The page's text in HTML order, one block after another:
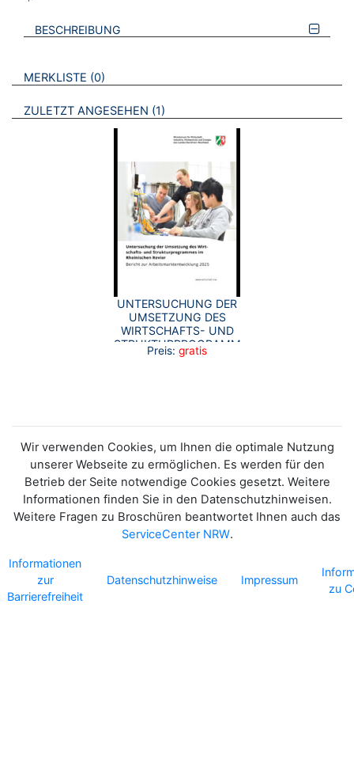
BESCHREIBUNG
VERWEISE AUF VERMERKTE- ODER ZULETZT ANGESEHENE
MERKLISTE 0 BROSCHÜREN
ZULETZT ANGESEHEN 1 BROSCHÜREN
UNTERSUCHUNG DER
UMSETZUNG DES
WIRTSCHAFTS- UND
STRUKTURPROGRAMMES
IM RHEINISCHEN
Preis: gratis
Wir verwenden Cookies, um Ihnen die optimale Nutzung
unserer Webseite zu ermöglichen. Es werden für den
Betrieb der Seite notwendige Cookies gesetzt. Weitere
Informationen finden Sie in den Datenschutzhinweisen.
Weitere Fragen zu Broschüren beantwortet Ihnen auch das
ServiceCenter NRW.
Informationen
zur
Barrierefreiheit
Datenschutzhinweise Impressum
zu